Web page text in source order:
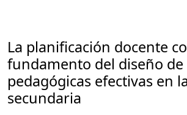
La planificación docente
fundamento del diseño
pedagógicas efectivas en
secundaria